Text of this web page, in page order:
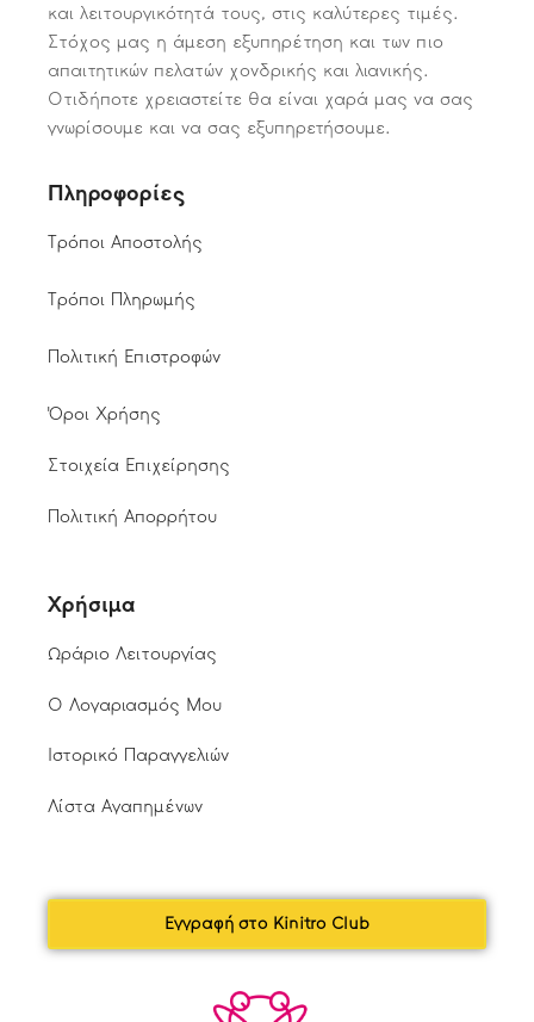
και λειτουργικότητά τους, στις καλύτερες τιμές.
Στόχος μας η άμεση εξυπηρέτηση και των πιο
απαιτητικών πελατών χονδρικής και λιανικής.
Οτιδήποτε χρειαστείτε θα είναι χαρά μας να σας
γνωρίσουμε και να σας εξυπηρετήσουμε.
Πληροφορίες
Τρόποι Αποστολής
Τρόποι Πληρωμής
Πολιτική Επιστροφών
Όροι Χρήσης
Στοιχεία Επιχείρησης
Πολιτική Απορρήτου
Χρήσιμα
Ωράριο Λειτουργίας
Ο Λογαριασμός Μου
Ιστορικό Παραγγελιών
Λίστα Αγαπημένων
Εγγραφή στο Kinitro Club